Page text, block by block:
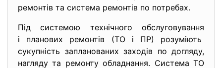
ремонтів та система ремонтів по потребах.
Під системою технічного обслуговування
і планових ремонтів (ТО і ПР) розуміють
сукупність запланованих заходів по догляду,
нагляду та ремонту обладнання. Система ТО